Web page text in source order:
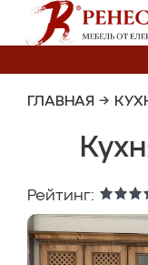
ГЛАВНАЯ →
Рейтинг: